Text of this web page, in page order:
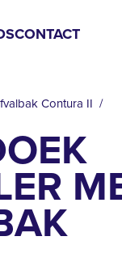
CONTACT
Contura II